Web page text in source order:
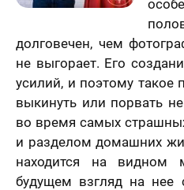
долговечен, чем
не выгорает. Его
усилий, и поэтому такое
выкинуть или порвать
во время самых
и разделом домашних
находится на видном
будущем взгляд на нее